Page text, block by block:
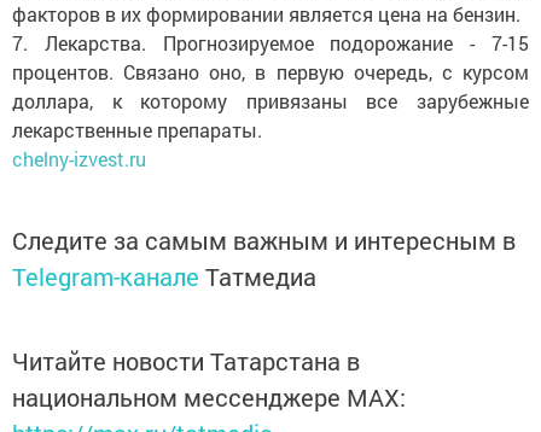
факторов в их формировании является цена на бензин.
7. Лекарства. Прогнозируемое подорожание - 7-15
процентов. Связано оно, в первую очередь, с курсом
доллара, к которому привязаны все зарубежные
лекарственные препараты.
chelny-izvest.ru
Следите за самым важным и интересным в
Telegram-канале Татмедиа
Читайте новости Татарстана в
национальном мессенджере MАХ: